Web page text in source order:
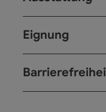
Eignung